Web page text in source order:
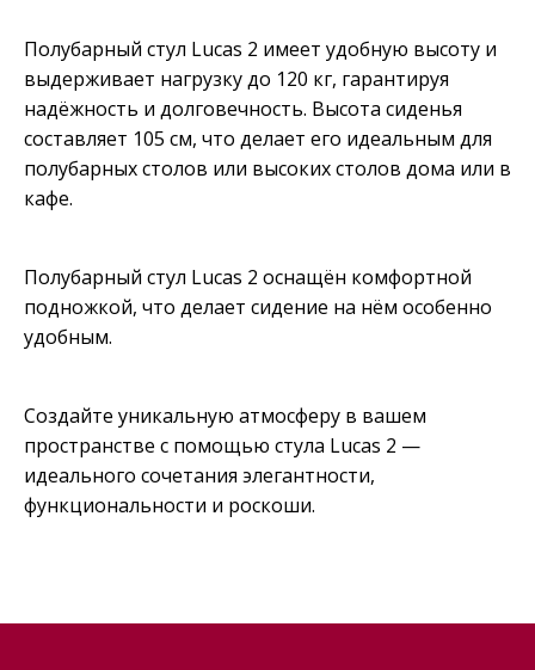
Полубарный стул Lucas 2 имеет удобную высоту и
выдерживает нагрузку до 120 кг, гарантируя
надёжность и долговечность. Высота сиденья
составляет 105 см, что делает его идеальным для
полубарных столов или высоких столов дома или в
кафе.
Полубарный стул Lucas 2 оснащён комфортной
подножкой, что делает сидение на нём особенно
удобным.
Создайте уникальную атмосферу в вашем
пространстве с помощью стула Lucas 2 —
идеального сочетания элегантности,
функциональности и роскоши.